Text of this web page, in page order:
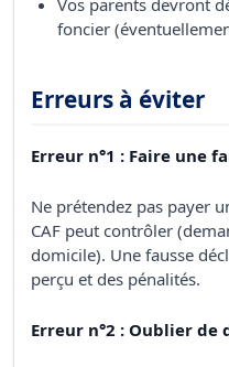
foncier
Erreurs à éviter
Erreur n°1 : Faire une
Ne prétendez pas payer
CAF peut contrôler
domicile). Une fausse
perçu et des pénalités.
Erreur n°2 : Oublier de